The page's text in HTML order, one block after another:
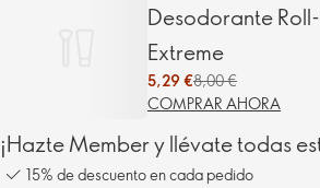
Desodorante
Extreme
5,29 €8,00 €
COMPRAR AHORA
¡Hazte Member y llévate todas
15% de descuento en cada pedido